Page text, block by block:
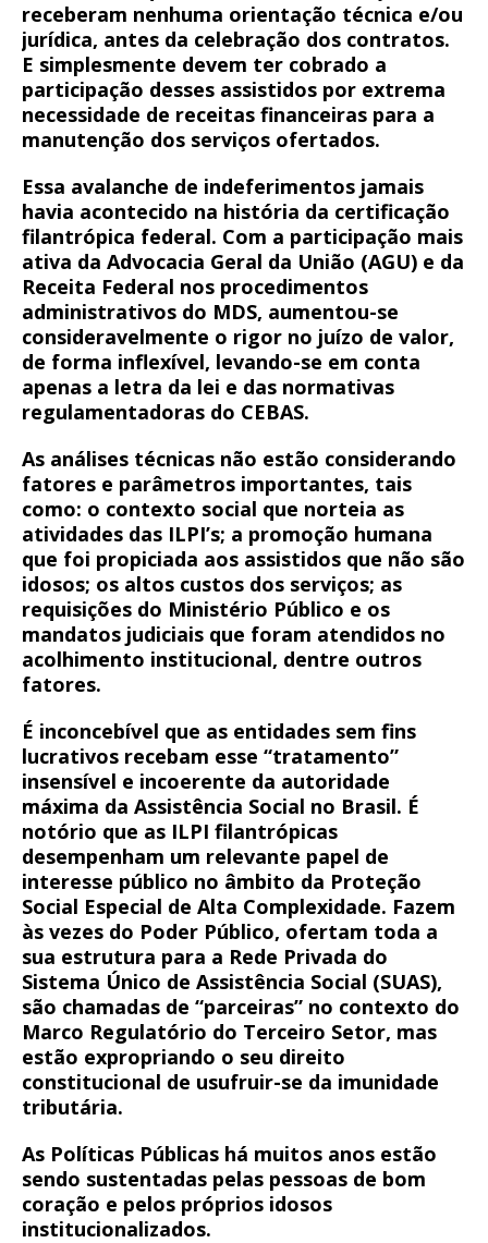
receberam nenhuma orientação técnica e/ou
jurídica, antes da celebração dos contratos.
E simplesmente devem ter cobrado a
participação desses assistidos por extrema
necessidade de receitas financeiras para a
manutenção dos serviços ofertados.
Essa avalanche de indeferimentos jamais
havia acontecido na história da certificação
filantrópica federal. Com a participação mais
ativa da Advocacia Geral da União (AGU) e da
Receita Federal nos procedimentos
administrativos do MDS, aumentou-se
consideravelmente o rigor no juízo de valor,
de forma inflexível, levando-se em conta
apenas a letra da lei e das normativas
regulamentadoras do CEBAS.
As análises técnicas não estão considerando
fatores e parâmetros importantes, tais
como: o contexto social que norteia as
atividades das ILPI’s; a promoção humana
que foi propiciada aos assistidos que não são
idosos; os altos custos dos serviços; as
requisições do Ministério Público e os
mandatos judiciais que foram atendidos no
acolhimento institucional, dentre outros
fatores.
É inconcebível que as entidades sem fins
lucrativos recebam esse “tratamento”
insensível e incoerente da autoridade
máxima da Assistência Social no Brasil. É
notório que as ILPI filantrópicas
desempenham um relevante papel de
interesse público no âmbito da Proteção
Social Especial de Alta Complexidade. Fazem
às vezes do Poder Público, ofertam toda a
sua estrutura para a Rede Privada do
Sistema Único de Assistência Social (SUAS),
são chamadas de “parceiras” no contexto do
Marco Regulatório do Terceiro Setor, mas
estão expropriando o seu direito
constitucional de usufruir-se da imunidade
tributária.
As Políticas Públicas há muitos anos estão
sendo sustentadas pelas pessoas de bom
coração e pelos próprios idosos
institucionalizados.